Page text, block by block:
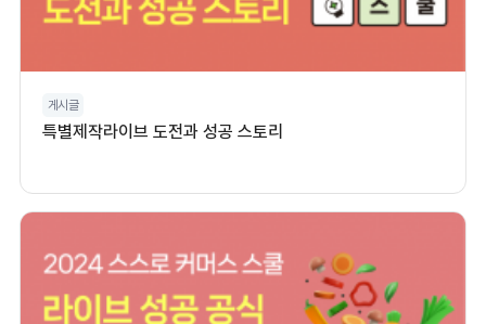
게시글
특별제작라이브 도전과 성공 스토리